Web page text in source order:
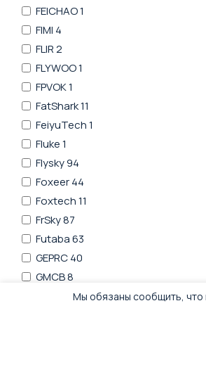
FEICHAO1
FIMI 4
FLIR2
FLYWOO1
FPVOK1
FatShark11
FeiyuTech1
Fluke1
Flysky94
Foxeer44
Foxtech11
FrSky87
Futaba63
GEPRC40
GMCB8
Great Mainlink7
Мы обязаны сообщить, что